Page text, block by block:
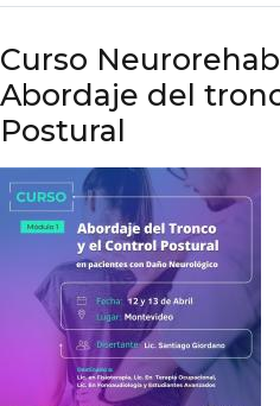
Curso
Abordaje del
Postural